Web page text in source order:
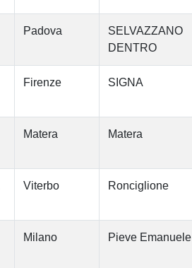
Padova
SELVAZZANO
DENTRO
Firenze SIGNA
Matera Matera
Viterbo Ronciglione
Milano Pieve Emanuele